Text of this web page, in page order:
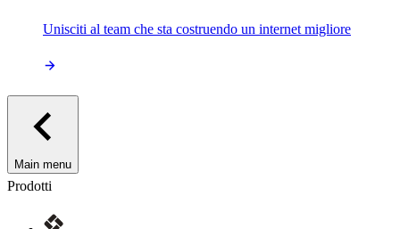
Unisciti al team che sta costruendo un internet migliore
Main menu
Prodotti